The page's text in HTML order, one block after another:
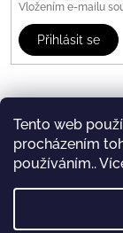
Tento web
procházením
používáním..
Vložením e-mailu
Přihlásit se